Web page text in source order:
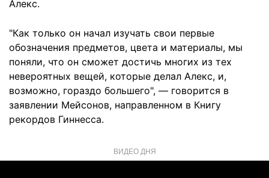
Алекс.
"Как только он начал изучать свои первые
обозначения предметов, цвета и материалы, мы
поняли, что он сможет достичь многих из тех
невероятных вещей, которые делал Алекс, и,
возможно, гораздо большего", — говорится в
заявлении Мейсонов, направленном в Книгу
рекордов Гиннесса.
ВИДЕО ДНЯ